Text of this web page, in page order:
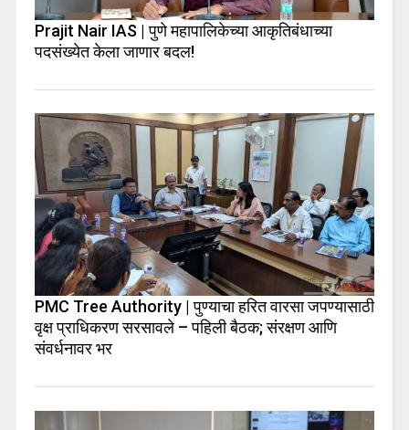
Prajit Nair IAS | पुणे महापालिकेच्या आकृतिबंधाच्या
पदसंख्येत केला जाणार बदल!
PMC Tree Authority | पुण्याचा हरित वारसा जपण्यासाठी
वृक्ष प्राधिकरण सरसावले – पहिली बैठक; संरक्षण आणि
संवर्धनावर भर